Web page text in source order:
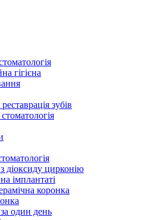
гігієна
зубів
діоксиду цирконію
імплантаті
коронка
один день